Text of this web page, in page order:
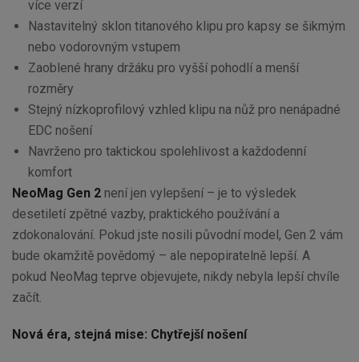
více verzí
Nastavitelný sklon titanového klipu pro kapsy se šikmým
nebo vodorovným vstupem
Zaoblené hrany držáku pro vyšší pohodlí a menší
rozměry
Stejný nízkoprofilový vzhled klipu na nůž pro nenápadné
EDC nošení
Navrženo pro taktickou spolehlivost a každodenní
komfort
NeoMag Gen 2 není jen vylepšení – je to výsledek
desetiletí zpětné vazby, praktického používání a
zdokonalování. Pokud jste nosili původní model, Gen 2 vám
bude okamžitě povědomý – ale nepopiratelně lepší. A
pokud NeoMag teprve objevujete, nikdy nebyla lepší chvíle
začít.
Nová éra, stejná mise: Chytřejší nošení